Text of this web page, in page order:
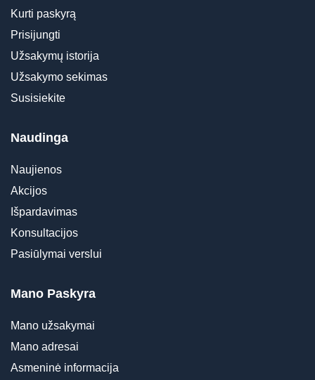
Kurti paskyrą
Prisijungti
Užsakymų istorija
Užsakymo sekimas
Susisiekite
Naudinga
Naujienos
Akcijos
Išpardavimas
Konsultacijos
Pasiūlymai verslui
Mano Paskyra
Mano užsakymai
Mano adresai
Asmeninė informacija